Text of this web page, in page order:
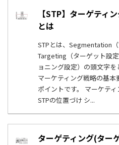
【STP】ターゲティ
とは
STPとは、Segmentation（
Targeting（ターゲット設
ョニング設定）の頭文字を
マーケティング戦略の基
ポイントです。 マーケテ
STPの位置づけ シ...
ターゲティング(ター